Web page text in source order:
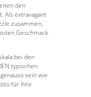
den
Als extravagant
zusammen,
Geschmack
bei den
typischen
sein wie
für Ihre